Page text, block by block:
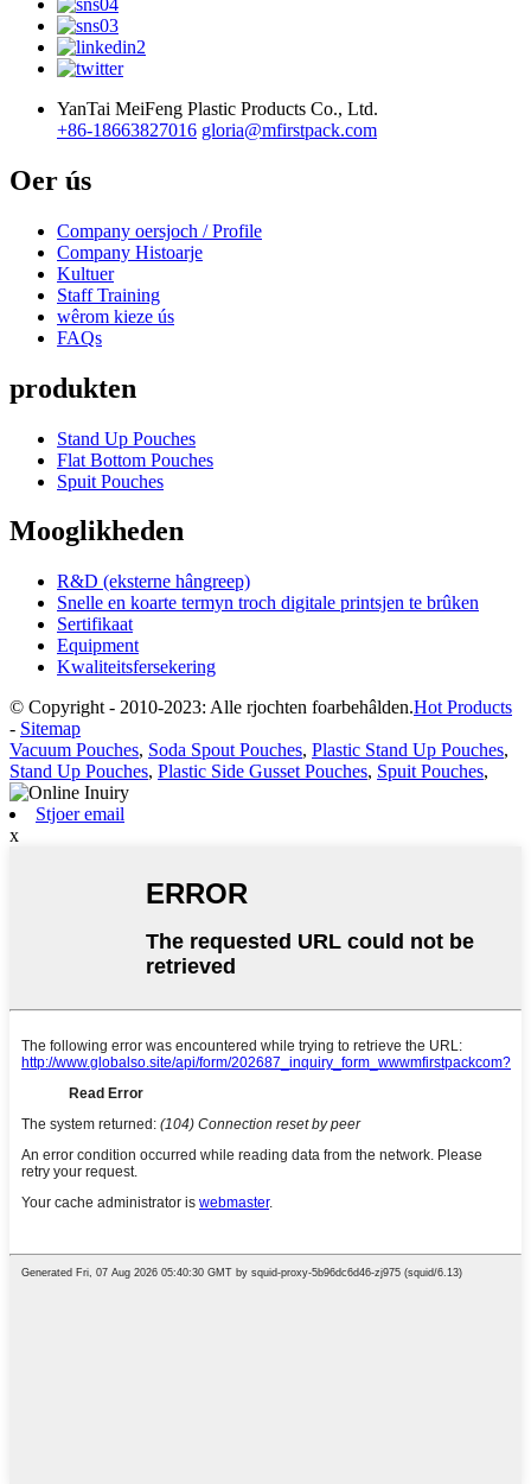
YanTai MeiFeng Plastic Products Co., Ltd.
+86-18663827016 gloria@mfirstpack.com
Oer ús
Company oersjoch / Profile
Company Histoarje
Kultuer
Staff Training
wêrom kieze ús
FAQs
produkten
Stand Up Pouches
Flat Bottom Pouches
Spuit Pouches
Mooglikheden
R&D (eksterne hângreep)
Snelle en koarte termyn troch digitale printsjen te brûken
Sertifikaat
Equipment
Kwaliteitsfersekering
© Copyright - 2010-2023: Alle rjochten foarbehâlden.Hot Products
- Sitemap
Vacuum Pouches, Soda Spout Pouches, Plastic Stand Up Pouches,
Stand Up Pouches, Plastic Side Gusset Pouches, Spuit Pouches,
Stjoer email
x